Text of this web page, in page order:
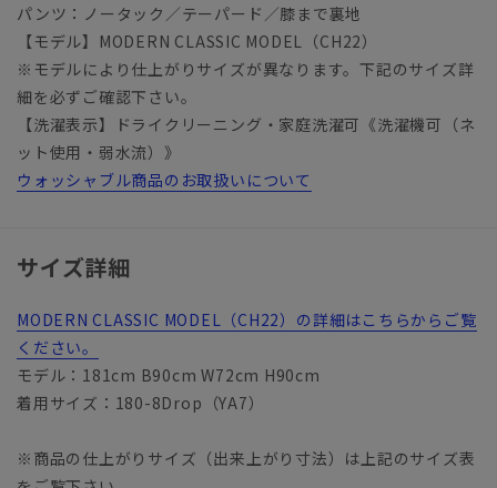
パンツ：ノータック／テーパード／膝まで裏地
【モデル】MODERN CLASSIC MODEL（CH22）
※モデルにより仕上がりサイズが異なります。下記のサイズ詳
細を必ずご確認下さい。
【洗濯表示】ドライクリーニング・家庭洗濯可《洗濯機可（ネ
ット使用・弱水流）》
ウォッシャブル商品のお取扱いについて
サイズ詳細
MODERN CLASSIC MODEL（CH22）の詳細はこちらからご覧
ください。
モデル：181cm B90cm W72cm H90cm
着用サイズ：180-8Drop（YA7）
※商品の仕上がりサイズ（出来上がり寸法）は上記のサイズ表